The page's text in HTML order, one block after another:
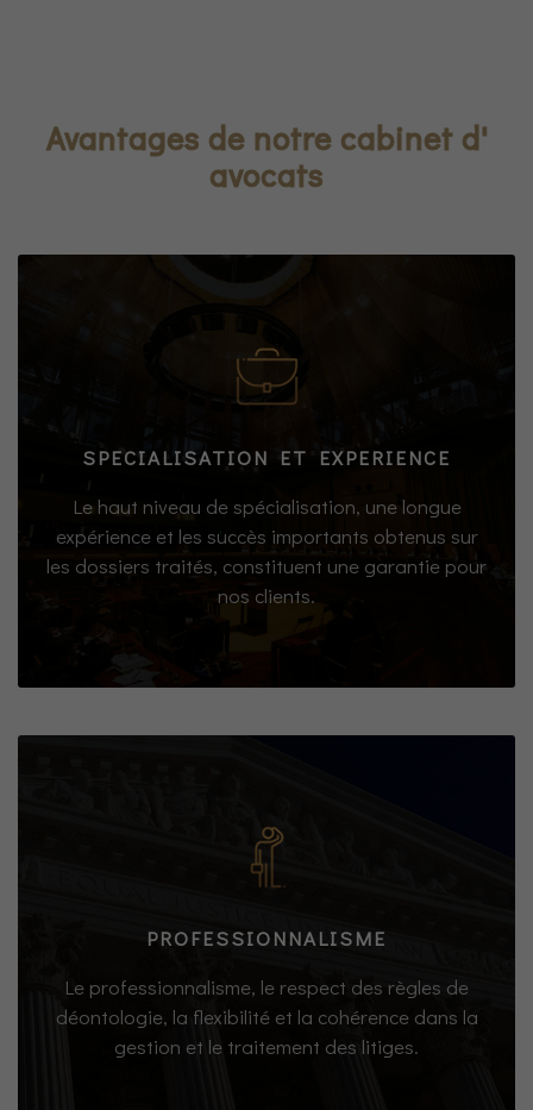
Avantages de notre cabinet d'
avocats
SPECIALISATION ET EXPERIENCE
Le haut niveau de spécialisation, une longue
expérience et les succès importants obtenus sur
les dossiers traités, constituent une garantie pour
nos clients.
PROFESSIONNALISME
Le professionnalisme, le respect des règles de
déontologie, la flexibilité et la cohérence dans la
gestion et le traitement des litiges.